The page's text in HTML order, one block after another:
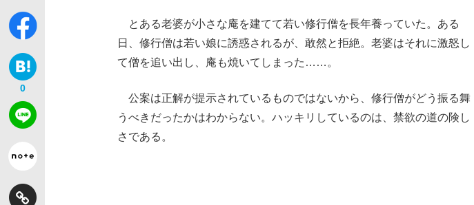
0
とある老婆が小さな庵を建てて若い修行僧を長年養っていた。ある
日、修行僧は若い娘に誘惑されるが、敢然と拒絶。老婆はそれに激怒し
て僧を追い出し、庵も焼いてしまった……。
公案は正解が提示されているものではないから、修行僧がどう振る舞
うべきだったかはわからない。ハッキリしているのは、禁欲の道の険し
さである。